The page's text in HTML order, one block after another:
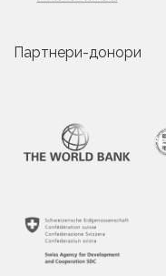
Партнери-донори